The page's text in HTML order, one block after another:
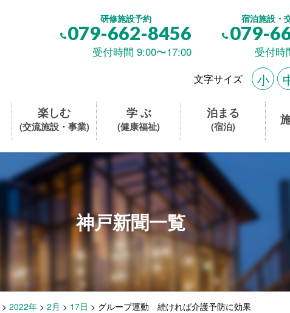
研修施設予約
079-662-8456
受付時間 9:00〜17:00
宿泊施設・
079-
受付時
文字サイズ 小
楽しむ
(交流施設・事業)
学 ぶ
(健康福祉)
泊まる
(宿泊)
神戸新聞一覧
> 2022年 > 2月 > 17日 > グループ運動 続ければ介護予防に効果